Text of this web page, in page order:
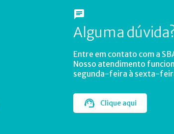
Alguma
Entre em contato com a
Nosso atendimento
segunda-feira à sexta-
Clique aqui